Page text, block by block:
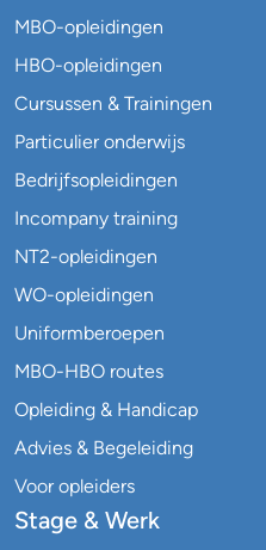
MBO-opleidingen
HBO-opleidingen
Cursussen & Trainingen
Particulier onderwijs
Bedrijfsopleidingen
Incompany training
NT2-opleidingen
WO-opleidingen
Uniformberoepen
MBO-HBO routes
Opleiding & Handicap
Advies & Begeleiding
Voor opleiders
Stage & Werk